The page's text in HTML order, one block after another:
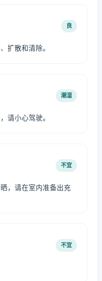
良
扩散和清除。
潮湿
请小心驾驶。
不宜
，请在室内准备出充
不宜